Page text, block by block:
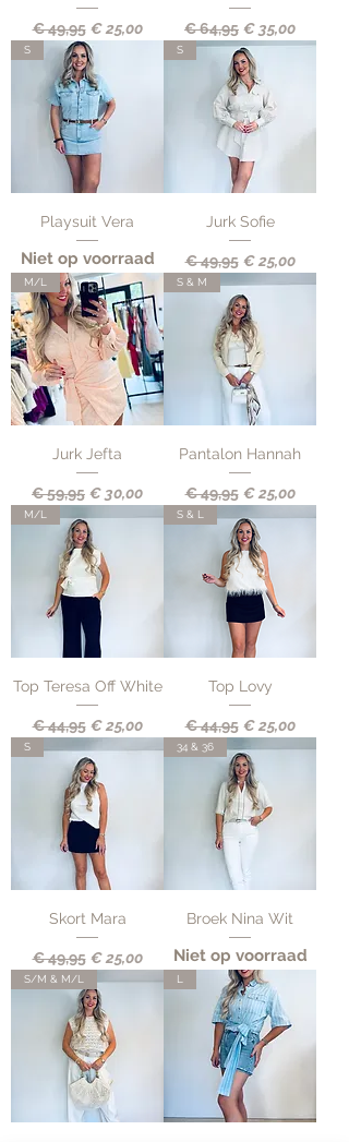
Normale prijs
€ 49,95 Verkoopprijs
€ 25,00 Normale prijs
€ 64,95 Verkoopprijs
€ 35,00
S
Playsuit Vera
Niet op voorraad
S
Jurk Sofie
Normale prijs
€ 49,95 Verkoopprijs
€ 25,00
M/L
Jurk Jefta
Normale prijs
€ 59,95 Verkoopprijs
€ 30,00
S & M
Pantalon Hannah
Normale prijs
€ 49,95 Verkoopprijs
€ 25,00
M/L
Top Teresa Off White
Normale prijs
€ 44,95 Verkoopprijs
€ 25,00
S & L
Top Lovy
Normale prijs
€ 44,95 Verkoopprijs
€ 25,00
S
Skort Mara
Normale prijs
€ 49,95 Verkoopprijs
€ 25,00
34 & 36
Broek Nina Wit
Niet op voorraad
S/M & M/L L